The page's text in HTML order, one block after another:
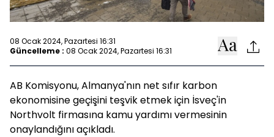
08 Ocak 2024, Pazartesi 16:31
Güncelleme : 08 Ocak 2024, Pazartesi 16:31
AB Komisyonu, Almanya'nın net sıfır karbon
ekonomisine geçişini teşvik etmek için İsveç'in
Northvolt firmasına kamu yardımı vermesinin
onaylandığını açıkladı.